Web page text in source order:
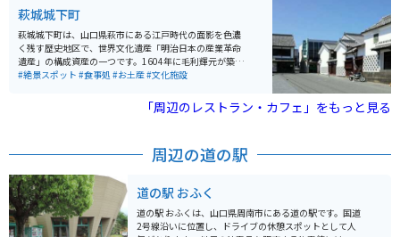
洞、高知の龍河洞と並び、日本三大鍾乳洞の一つで、特
別天然記念物にも指定されています。 洞内には見事な造
形美の数々があり、百枚皿や黄金柱などは忘れがたい美
しさです。また、冒険コースや、秋芳洞・闇のロマン体
験などもあり、スリリングな探検を楽しむことができま
す。 一般入洞時間が終了した19時からは、秋芳洞・闇の
く夜の探検コースで、洞内の照明を消した暗闇の秋芳洞
を歩き、一層神秘的な眺めに感動することができます。
萩城城下町
萩城城下町は、山口県萩市にある江戸時代の面影を色濃
く残す歴史地区で、世界文化遺産「明治日本の産業革命
遺産」の構成資産の一つです。1604年に毛利輝元が築い
た萩城を中心に発展し、約260年間にわたり長州藩の中
壁など歴史的建築が美しく保存され、堀内鍵曲や菊屋家
住宅などの見どころも多く、江戸時代の雰囲気を体感で
イクや車で訪れる場合は町外の駐車場を利用し、中心部
一度に楽しめる観光スポットです。
#絶景スポット #食事処 #お土産#文化施設
「周辺のレストラン・カフェ」をもっと見る
周辺の道の駅
道の駅 おふく
道の駅 おふくは、山口県周南市にある道の駅です。国道
2号線沿いに位置し、ドライブの休憩スポットとして人